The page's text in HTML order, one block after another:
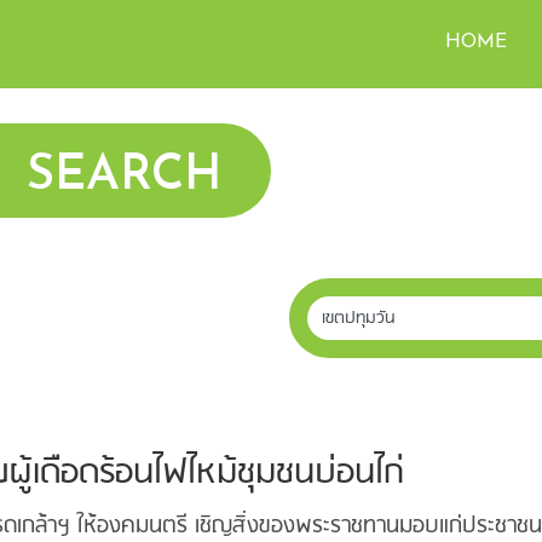
HOME
SEARCH
เดือดร้อนไฟไหม้ชุมชนบ่อนไก่
เกล้าฯ ให้องคมนตรี เชิญสิ่งของพระราชทานมอบแก่ประช